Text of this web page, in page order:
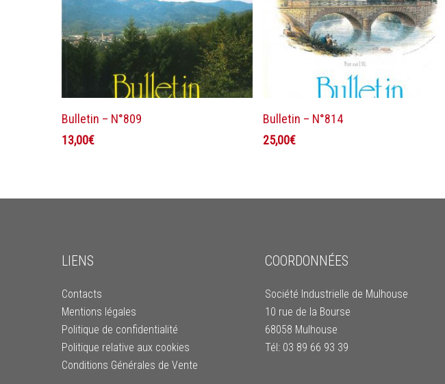
Bulletin – N°809
13,00€
Bulletin – N°814
25,00€
LIENS
Contacts
Mentions légales
Politique de confidentialité
Politique relative aux cookies
Conditions Générales de Vente
COORDONNÉES
Société Industrielle de Mulhouse
10 rue de la Bourse
68058 Mulhouse
Tél: 03 89 66 93 39